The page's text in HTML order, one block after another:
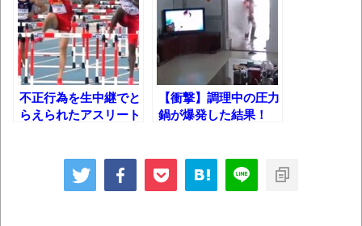
【衝撃】道志村の骨や服、沢の上流から流
されてきた可能性・・・・・・・・・
オーストラリアの男性飛行家 太平洋横断
飛行
【中国】パトカーの前で好演技www当たり
「ム、ムリです・・・」メガネ美人ナース
に入院中のオレのオナサポ懇願したら・・・
不正行為を生中継でと
らえられたアスリート
【衝撃】調理中の圧力
鍋が爆発した結果！